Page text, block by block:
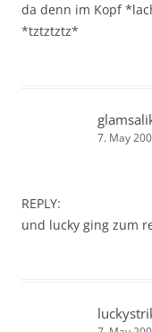
da denn im Kopf
*tztztztz*
7. May
REPLY:
und lucky ging zum